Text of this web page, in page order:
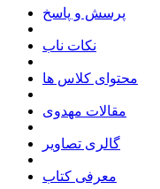
پرسش و پاسخ
نکات ناب
محتوای کلاس ها
مقالات مهدوی
گالری تصاویر
معرفی کتاب